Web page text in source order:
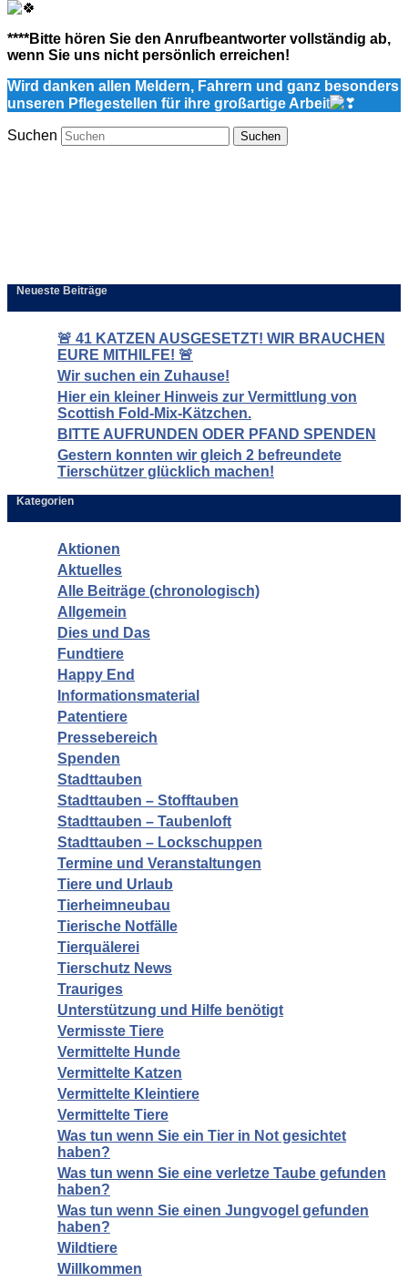
****Bitte hören Sie den Anrufbeantworter vollständig ab,
wenn Sie uns nicht persönlich erreichen!
Wird danken allen Meldern, Fahrern und ganz besonders
unseren Pflegestellen für ihre großartige Arbeit
Suchen
Neueste Beiträge
🚨 41 KATZEN AUSGESETZT! WIR BRAUCHEN
EURE MITHILFE! 🚨
Wir suchen ein Zuhause!
Hier ein kleiner Hinweis zur Vermittlung von
Scottish Fold-Mix-Kätzchen.
BITTE AUFRUNDEN ODER PFAND SPENDEN
Gestern konnten wir gleich 2 befreundete
Tierschützer glücklich machen!
Kategorien
Aktionen
Aktuelles
Alle Beiträge (chronologisch)
Allgemein
Dies und Das
Fundtiere
Happy End
Informationsmaterial
Patentiere
Pressebereich
Spenden
Stadttauben
Stadttauben – Stofftauben
Stadttauben – Taubenloft
Stadttauben – Lockschuppen
Termine und Veranstaltungen
Tiere und Urlaub
Tierheimneubau
Tierische Notfälle
Tierquälerei
Tierschutz News
Trauriges
Unterstützung und Hilfe benötigt
Vermisste Tiere
Vermittelte Hunde
Vermittelte Katzen
Vermittelte Kleintiere
Vermittelte Tiere
Was tun wenn Sie ein Tier in Not gesichtet
haben?
Was tun wenn Sie eine verletze Taube gefunden
haben?
Was tun wenn Sie einen Jungvogel gefunden
haben?
Wildtiere
Willkommen